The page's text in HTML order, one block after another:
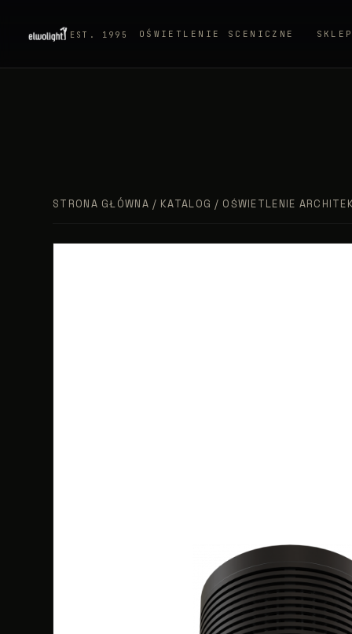
EST. 1995 OŚWIETLENIE SCENICZNE
STRONA GŁÓWNA / KATALOG / OŚWIETLENIE